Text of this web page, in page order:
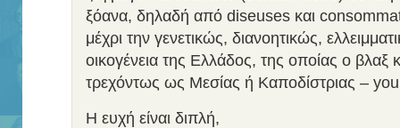
ξόανα, δηλαδή από diseuses και
μέχρι την γενετικώς, διανοητικώς,
οικογένεια της Ελλάδος, της οποίας ο βλαξ
τρεχόντως ως Μεσίας ή Καποδίστριας –
H ευχή είναι διπλή,